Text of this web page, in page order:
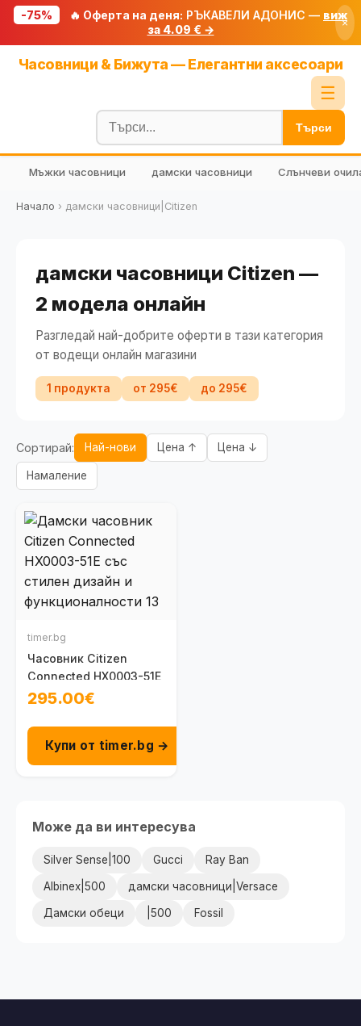
-75% 🔥 Оферта на деня: РЪКАВЕЛИ АДОНИС — виж
за 4.09 € →
×
Часовници & Бижута — Елегантни аксесоари
☰
Блог
🧮 Калкулатори
🔍 Намери продукт
🎁 Подарък
Търси
Мъжки часовници дамски часовници Слънчеви
Начало › дамски часовници|Citizen
дамски часовници Citizen —
2 модела онлайн
Разгледай най-добрите оферти в тази категория
от водещи онлайн магазини
1 продукта от 295€ до 295€
Сортирай: Най-нови Цена ↑ Цена ↓
Намаление
timer.bg
Часовник Citizen
Connected HX0003-51E
295.00€
Купи от timer.bg →
Може да ви интересува
Silver Sense|100 Gucci Ray Ban
Albinex|500 дамски часовници|Versace
Дамски обеци |500 Fossil